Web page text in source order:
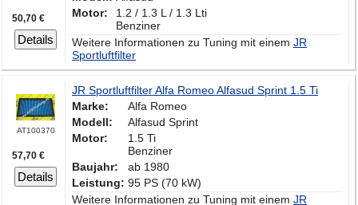
50,70 €
Details
Motor:
1.2 / 1.3 L / 1.3 Lti
Benziner
Weitere Informationen zu Tuning mit einem JR
Sportluftfilter
AT100370
57,70 €
Details
JR Sportluftfilter Alfa Romeo Alfasud Sprint 1.5 Ti
Marke:
Alfa Romeo
Modell:
Alfasud Sprint
Motor:
1.5 Ti
Benziner
Baujahr:
ab 1980
Leistung: 95 PS (70 kW)
Weitere Informationen zu Tuning mit einem JR